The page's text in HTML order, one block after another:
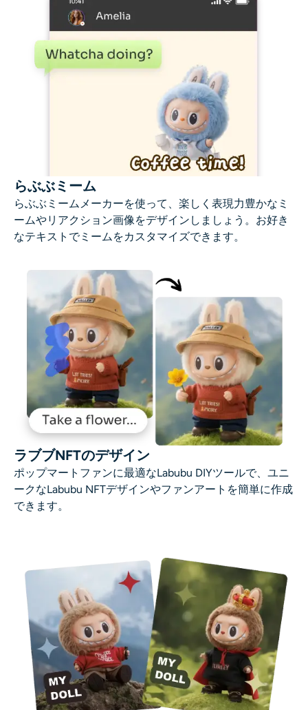
らぶぶミーム
らぶぶミームメーカーを使って、楽しく表現力豊かなミ
ームやリアクション画像をデザインしましょう。お好き
なテキストでミームをカスタマイズできます。
ラブブNFTのデザイン
ポップマートファンに最適なLabubu DIYツールで、ユニ
ークなLabubu NFTデザインやファンアートを簡単に作成
できます。